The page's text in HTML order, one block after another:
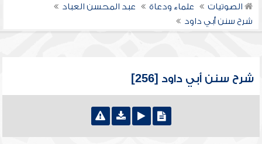
الصوتيات علماء ودعاة
عبد المحسن العباد
شرح سنن أبي داود
شرح سنن أبي داود [256]